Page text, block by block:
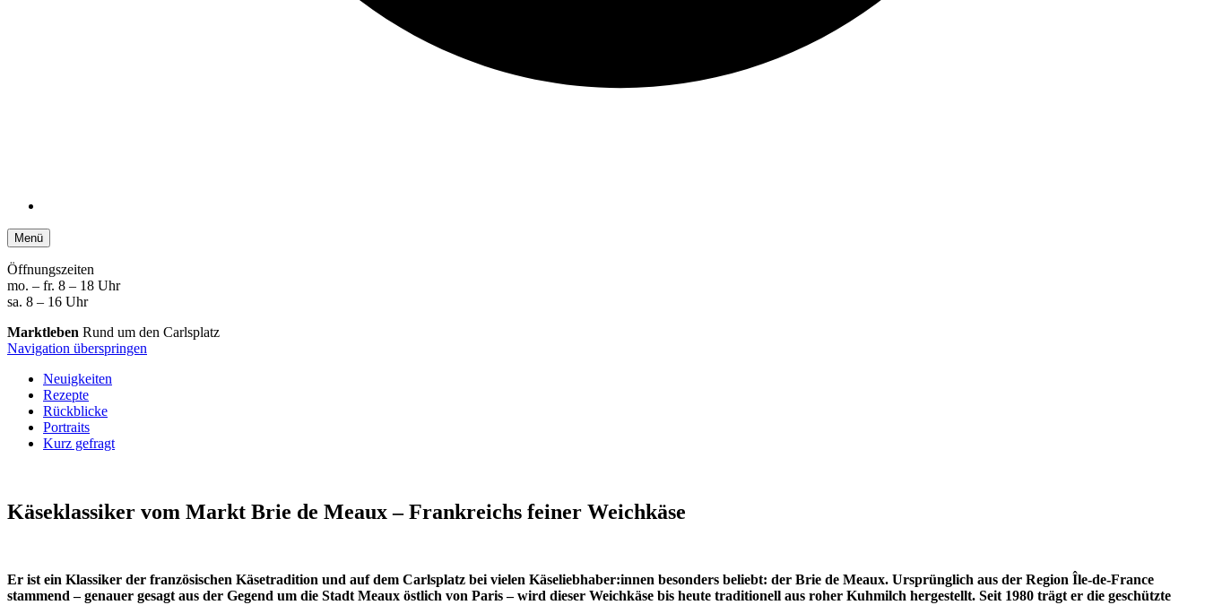
Menü
Öffnungszeiten
mo. – fr. 8 – 18 Uhr
sa. 8 – 16 Uhr
Marktleben Rund um den Carlsplatz
Navigation überspringen
Neuigkeiten
Rezepte
Rückblicke
Portraits
Kurz gefragt
Käseklassiker vom Markt Brie de Meaux – Frankreichs feiner Weichkäse
Er ist ein Klassiker der französischen Käsetradition und auf dem Carlsplatz bei vielen Käseliebhaber:innen besonders beliebt: der Brie de Meaux. Ursprünglich aus der Region Île-de-France
stammend – genauer gesagt aus der Gegend um die Stadt Meaux östlich von Paris – wird dieser Weichkäse bis heute traditionell aus roher Kuhmilch hergestellt. Seit 1980 trägt er die geschützte